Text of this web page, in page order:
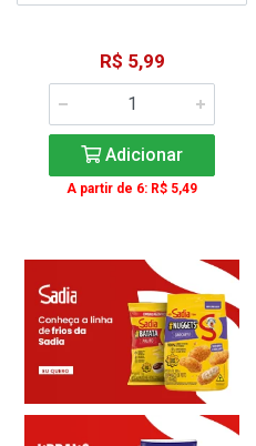
R$ 5,99
Adicionar
A partir de 6: R$ 5,49